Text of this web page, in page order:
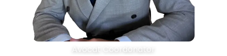
Avocat Coordonator